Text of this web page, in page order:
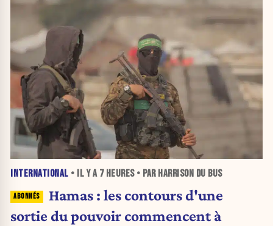
INTERNATIONAL • IL Y A 7 HEURES• PAR HARRISON DU BUS
Hamas : les contours d'une
sortie du pouvoir commencent à